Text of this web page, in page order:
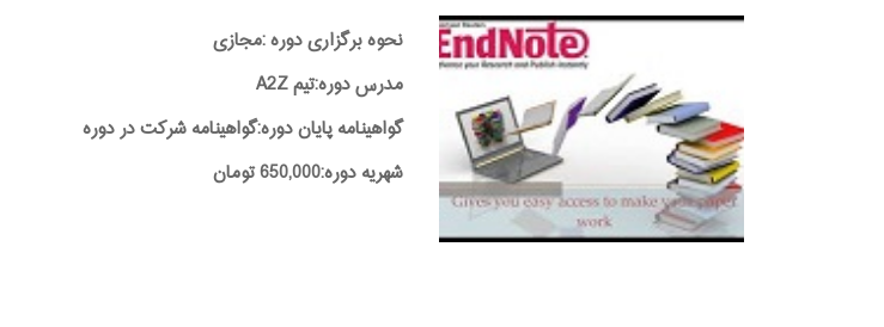
نحوه برگزاری دوره :مجازی
مدرس دوره:تیم A2Z
گواهینامه پایان دوره:گواهینامه شرکت در دوره
شهریه دوره:650,000 تومان